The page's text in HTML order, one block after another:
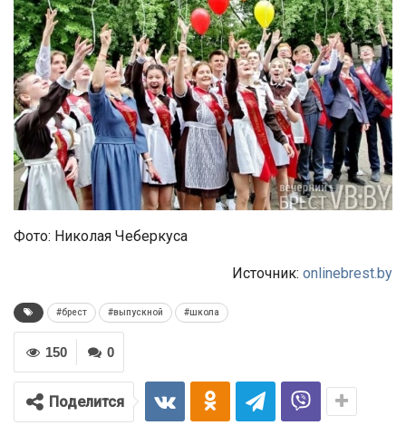
Фото: Николая Чеберкуса
Источник: onlinebrest.by
#брест #выпускной #школа
0
150
Поделится